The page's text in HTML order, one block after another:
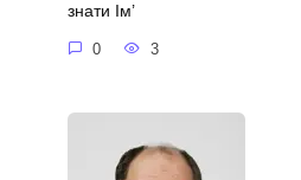
знати Ім’
0 3